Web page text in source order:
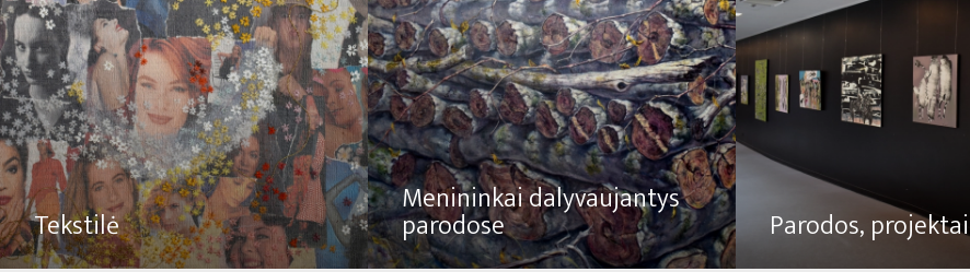
Tekstilė
Menininkai dalyvaujantys
parodose Parodos, projektai